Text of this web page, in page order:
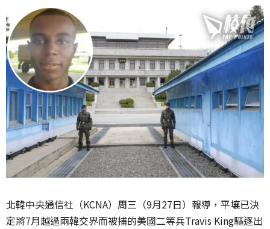
北韓中央通信社（KCNA）周三（9月27日）報導，平壤已決
定將7月越過兩韓交界而被捕的美國二等兵Travis King驅逐出